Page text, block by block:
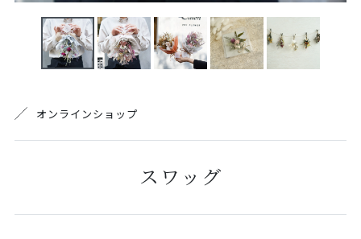
オンラインショップ
スワッグ